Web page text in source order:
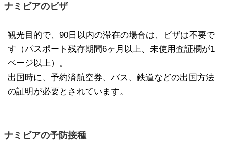
ナミビアのビザ
観光目的で、90日以内の滞在の場合は、ビザは不要で
す（パスポート残存期間6ヶ月以上、未使用査証欄が1
ページ以上）。
出国時に、予約済航空券、バス、鉄道などの出国方法
の証明が必要とされています。
ナミビアの予防接種